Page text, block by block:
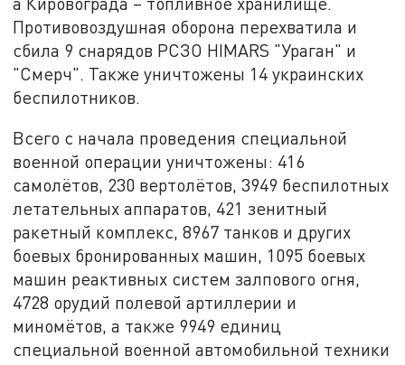
Противовоздушная оборона перехватила и
сбила 9 снарядов РСЗО HIMARS "Ураган" и
"Смерч". Также уничтожены 14 украинских
беспилотников.
Всего с начала проведения специальной
военной операции уничтожены: 416
самолётов, 230 вертолётов, 3949 беспилотных
летательных аппаратов, 421 зенитный
ракетный комплекс, 8967 танков и других
боевых бронированных машин, 1095 боевых
машин реактивных систем залпового огня,
4728 орудий полевой артиллерии и
миномётов, а также 9949 единиц
специальной военной автомобильной техники